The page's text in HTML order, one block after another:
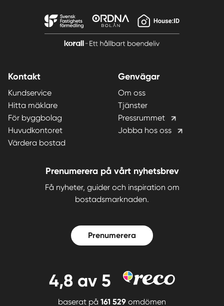
Kontakt
Kundservice
Hitta mäklare
För byggbolag
Huvudkontoret
Värdera bostad
Genvägar
Om oss
Tjänster
Pressrummet
Jobba hos oss
Prenumerera på vårt nyhetsbrev
Få nyheter, guider och inspiration om
bostadsmarknaden.
Prenumerera
4,8 av 5
baserat på 161 529 omdömen